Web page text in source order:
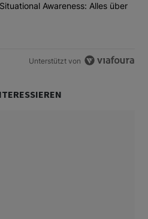
"Margin Calls bei Situational
Awareness: Alles über
Unterstützt von